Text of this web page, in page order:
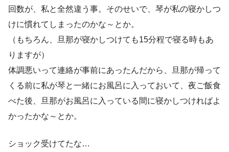
回数が、私と全然違う事。そのせいで、琴が私の寝かしつ
けに慣れてしまったのかな～とか。
（もちろん、旦那が寝かしつけても15分程で寝る時もあ
りますが）
体調悪いって連絡が事前にあったんだから、旦那が帰って
くる前に私が琴と一緒にお風呂に入っておいて、夜ご飯食
べた後、旦那がお風呂に入っている間に寝かしつければよ
かったかな～とか。
ショック受けてたな…